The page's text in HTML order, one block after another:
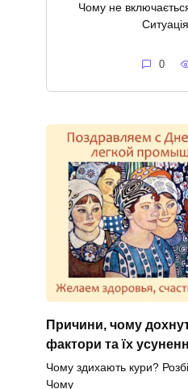
Чому не
0
Причини, чому
фактори та їх
Чому здихають кури?
Чому